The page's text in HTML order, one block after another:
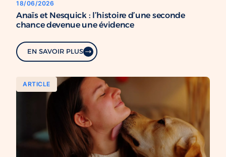
18/06/2026
Anaïs et Nesquick : l’histoire d’une seconde
chance devenue une évidence
EN SAVOIR PLUS
ARTICLE